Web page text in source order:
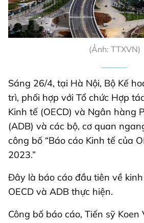
(Ảnh: TTXVN)
Sáng 26/4, tại Hà Nội, Bộ Kế
trì, phối hợp với Tổ chức Hợp
Kinh tế (OECD) và Ngân hàng
(ADB) và các bộ, cơ quan
công bố “Báo cáo Kinh tế của
2023.”
Đây là báo cáo đầu tiên về
OECD và ADB thực hiện.
Công bố báo cáo, Tiến sỹ